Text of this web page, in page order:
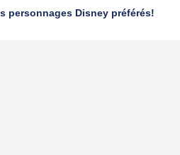
personnages Disney préférés!